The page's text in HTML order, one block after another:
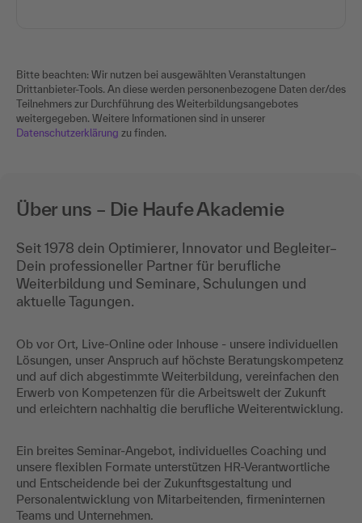
Bitte beachten: Wir nutzen bei ausgewählten Veranstaltungen
Drittanbieter-Tools. An diese werden personenbezogene Daten der/des
Teilnehmers zur Durchführung des Weiterbildungsangebotes
weitergegeben. Weitere Informationen sind in unserer
Datenschutzerklärung zu finden.
Über uns – Die Haufe Akademie
Seit 1978 dein Optimierer, Innovator und Begleiter–
Dein professioneller Partner für berufliche
Weiterbildung und Seminare, Schulungen und
aktuelle Tagungen.
Ob vor Ort, Live-Online oder Inhouse - unsere individuellen
Lösungen, unser Anspruch auf höchste Beratungskompetenz
und auf dich abgestimmte Weiterbildung, vereinfachen den
Erwerb von Kompetenzen für die Arbeitswelt der Zukunft
und erleichtern nachhaltig die berufliche Weiterentwicklung.
Ein breites Seminar-Angebot, individuelles Coaching und
unsere flexiblen Formate unterstützen HR-Verantwortliche
und Entscheidende bei der Zukunftsgestaltung und
Personalentwicklung von Mitarbeitenden, firmeninternen
Teams und Unternehmen.